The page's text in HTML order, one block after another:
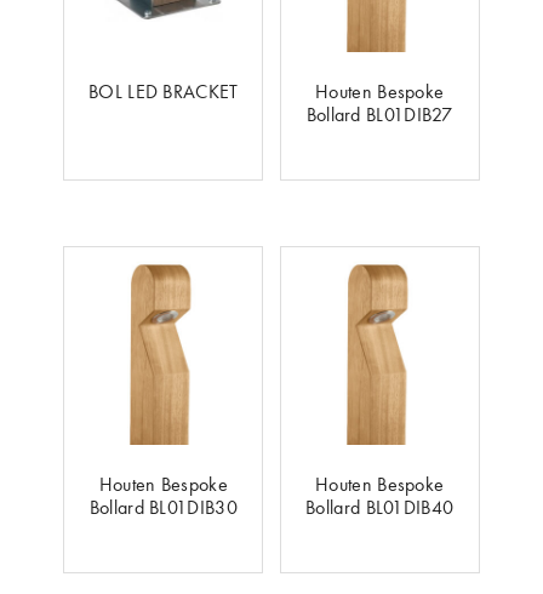
BOL LED BRACKET
Houten Bespoke
Bollard BL01DIB27
Houten Bespoke
Bollard BL01DIB30
Houten Bespoke
Bollard BL01DIB40